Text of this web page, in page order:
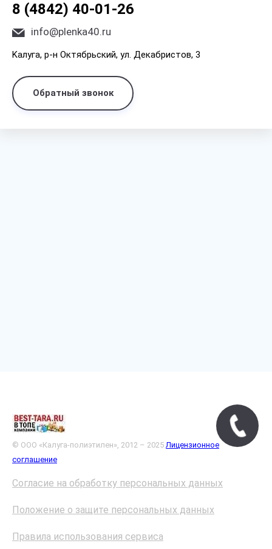
8 (4842) 40-01-26
info@plenka40.ru
Kaлyгa, p-н Oктябpьcкий, yл. Дeкaбpиcтoв, 3
Обратный звонок
© ООО «Калуга-полиэтилен», 2012 – 2025 Лицензионное
соглашение
Согласие на обработку персональных данных
Положение о защите персональных данных
Правила использования сервиса